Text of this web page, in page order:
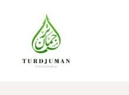
Over ons